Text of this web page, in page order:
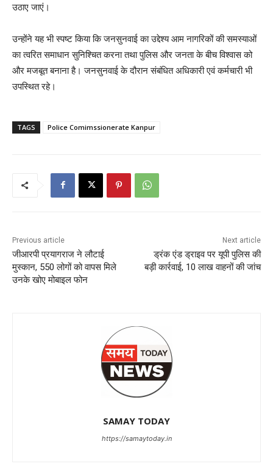
उठाए जाएं।
उन्होंने यह भी स्पष्ट किया कि जनसुनवाई का उद्देश्य आम नागरिकों की समस्याओं
का त्वरित समाधान सुनिश्चित करना तथा पुलिस और जनता के बीच विश्वास को
और मजबूत बनाना है। जनसुनवाई के दौरान संबंधित अधिकारी एवं कर्मचारी भी
उपस्थित रहे।
TAGS Police Comimssionerate Kanpur
Previous article
जीआरपी प्रयागराज ने लौटाई
मुस्कान, 550 लोगों को वापस मिले
उनके खोए मोबाइल फोन
Next article
ड्रंक एंड ड्राइव पर यूपी पुलिस की
बड़ी कार्रवाई, 10 लाख वाहनों की जांच
SAMAY TODAY
https://samaytoday.in